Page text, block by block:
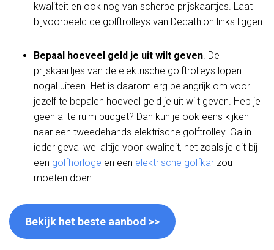
kwaliteit en ook nog van scherpe prijskaartjes. Laat
bijvoorbeeld de golftrolleys van Decathlon links liggen.
Bepaal hoeveel geld je uit wilt geven. De
prijskaartjes van de elektrische golftrolleys lopen
nogal uiteen. Het is daarom erg belangrijk om voor
jezelf te bepalen hoeveel geld je uit wilt geven. Heb je
geen al te ruim budget? Dan kun je ook eens kijken
naar een tweedehands elektrische golftrolley. Ga in
ieder geval wel altijd voor kwaliteit, net zoals je dit bij
een golfhorloge en een elektrische golfkar zou
moeten doen.
Bekijk het beste aanbod >>